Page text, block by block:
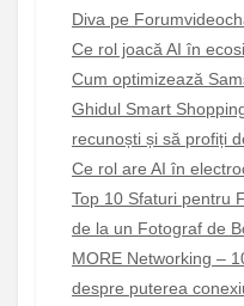
Diva pe
Ce rol joacă AI în
Cum optimizează
Ghidul Smart
recunoști și să profiți
Ce rol are AI în
Top 10 Sfaturi pentru
de la un Fotograf de
MORE Networking –
despre puterea